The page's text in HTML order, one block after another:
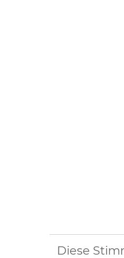
Diese